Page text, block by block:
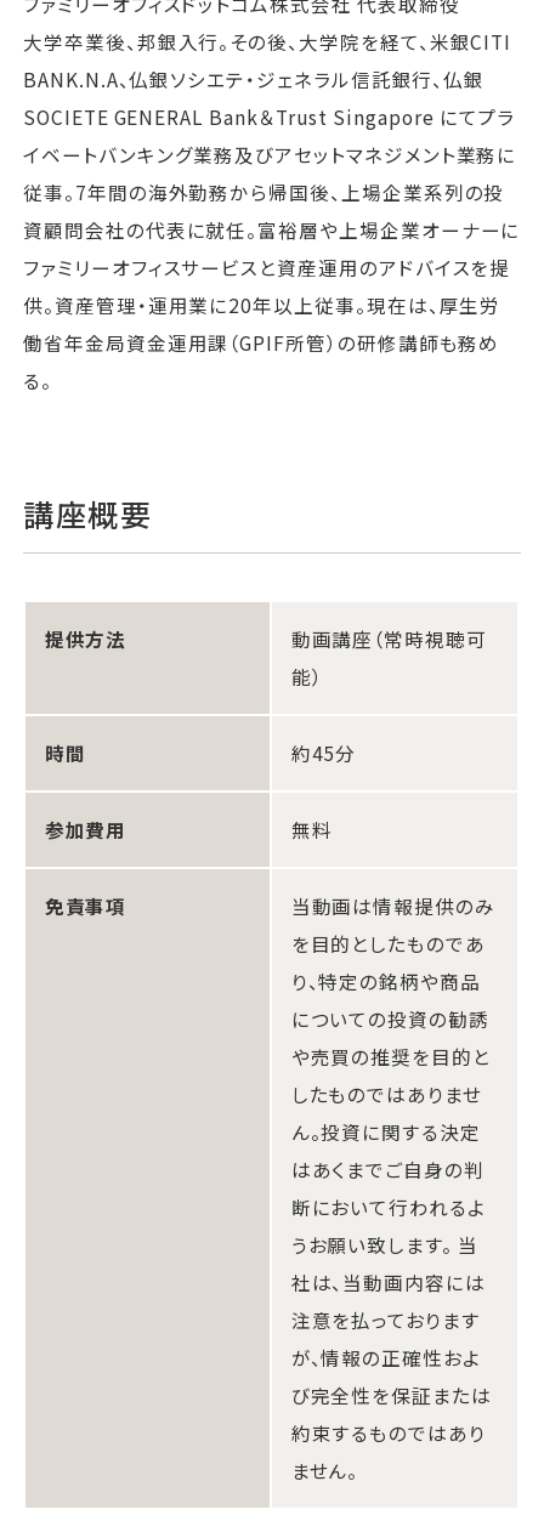
大学卒業後、邦銀入行。その後、大学院を経て、米銀CITI
BANK.N.A、仏銀ソシエテ・ジェネラル信託銀行、仏銀
SOCIETE GENERAL Bank＆Trust Singapore にてプラ
イベートバンキング業務及びアセットマネジメント業務に
従事。7年間の海外勤務から帰国後、上場企業系列の投
資顧問会社の代表に就任。富裕層や上場企業オーナーに
ファミリーオフィスサービスと資産運用のアドバイスを提
供。資産管理・運用業に20年以上従事。現在は、厚生労
働省年金局資金運用課（GPIF所管）の研修講師も務め
る。
講座概要
提供方法
動画講座（常時視聴可
能）
時間 約45分
参加費用 無料
免責事項
当動画は情報提供のみ
を目的としたものであ
り、特定の銘柄や商品
についての投資の勧誘
や売買の推奨を目的と
したものではありませ
ん。投資に関する決定
はあくまでご自身の判
断において行われるよ
うお願い致します。 当
社は、当動画内容には
注意を払っております
が、情報の正確性およ
び完全性を保証または
約束するものではあり
ません。